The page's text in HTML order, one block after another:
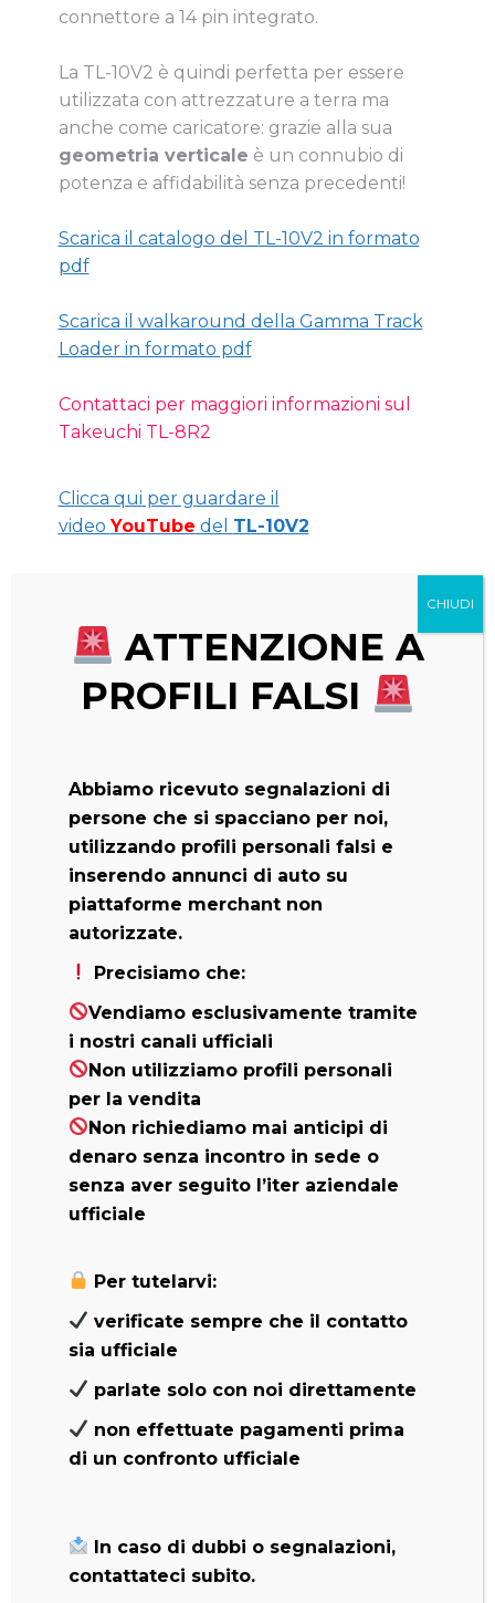
connettore a 14 pin integrato.
La TL-10V2 è quindi perfetta per essere
utilizzata con attrezzature a terra ma
anche come caricatore: grazie alla sua
geometria verticale è un connubio di
potenza e affidabilità senza precedenti!
Scarica il catalogo del TL-10V2 in formato
pdf
Scarica il walkaround della Gamma Track
Loader in formato pdf
Contattaci per maggiori informazioni sul
Takeuchi TL-8R2
Clicca qui per guardare il
videoYouTube del TL-10V2
Cercate una track loader precisa, potente e
versatile al tempo stesso?
La nostraTL-10V2 a sollevamento
verticale è quello che fa per voi! È una
macchina che ha saputo sbaragliare la
concorrenza grazie alle sue performance
uniche!
dagli operatori del settore, che la scelgono
per la suaelevata forza di trazionee la
suapotenza idraulica
lavorativa perché è l’ideale sia per il
sollevamento di carichi sia per l’utilizzo di ogni
attrezzatura a terra: infatti è dotata di attacco
Questo modello aggiunge una potenza
motore netta pari a 54,6 kW, una capacità di
ATTENZIONE A
PROFILI FALSI
Abbiamo ricevuto segnalazioni di
persone che si spacciano per noi,
utilizzando profili personali falsi e
inserendo annunci di auto su
piattaforme merchant non
autorizzate.
Precisiamo che:
Vendiamo esclusivamente tramite
i nostri canali ufficiali
Non utilizziamo profili personali
per la vendita
Non richiediamo mai anticipi di
denaro senza incontro in sede o
senza aver seguito l’iter aziendale
ufficiale
Per tutelarvi:
verificate sempre che il contatto
sia ufficiale
parlate solo con noi direttamente
non effettuate pagamenti prima
di un confronto ufficiale
In caso di dubbi o segnalazioni,
contattateci subito.